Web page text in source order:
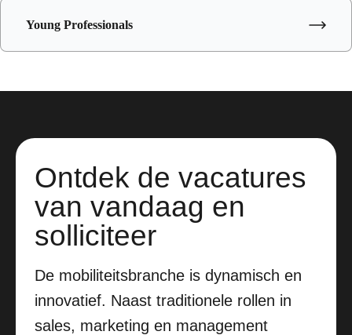
Young Professionals
Ontdek de vacatures
van vandaag en
solliciteer
De mobiliteitsbranche is dynamisch en
innovatief. Naast traditionele rollen in
sales, marketing en management